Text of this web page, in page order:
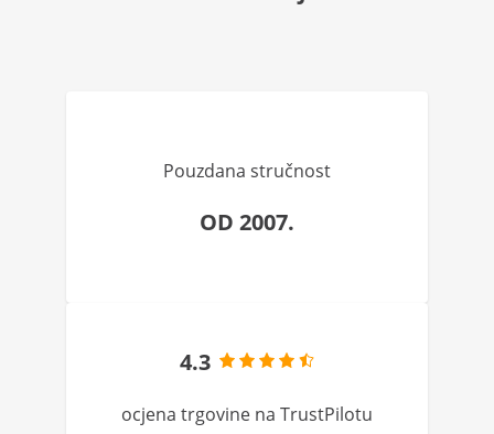
Pouzdana stručnost
OD 2007.
4.3
ocjena trgovine na TrustPilotu